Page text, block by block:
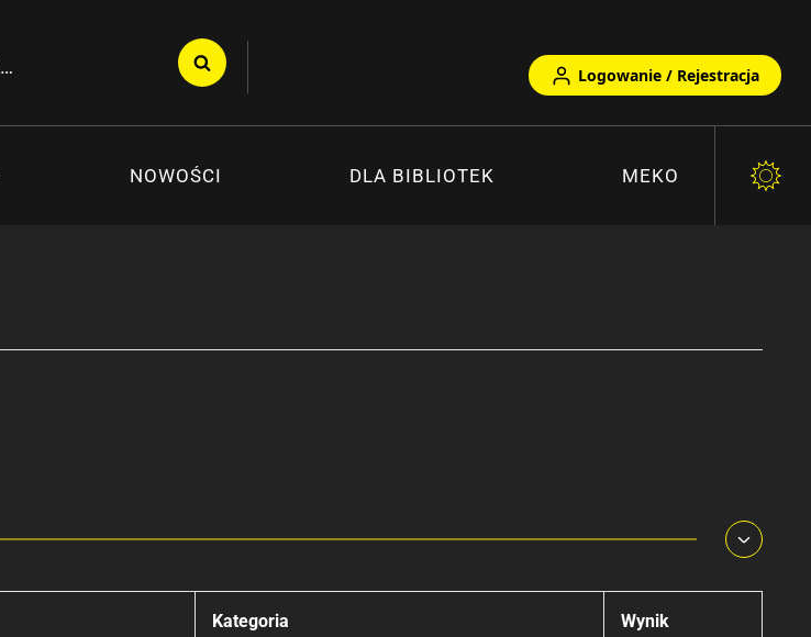
Logowanie / Rejestracja
NOWOŚCI DLA BIBLIOTEK MEKO
Kategoria Wynik